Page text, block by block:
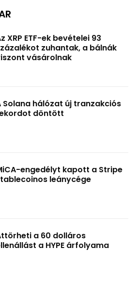
XRP ETF-ek bevételei 93
zuhantak, a bálnák
vásárolnak
Solana hálózat új tranzakciós
döntött
engedélyt kapott a Stripe
leánycége
a 60 dolláros
a HYPE árfolyama